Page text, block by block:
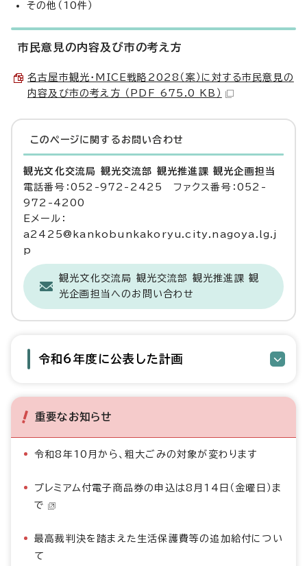
その他（10件）
市民意見の内容及び市の考え方
名古屋市観光・MICE戦略2028（案）に対する市民意見の
内容及び市の考え方 （PDF 675.0 KB）
このページに関する お問い合わせ
観光文化交流局 観光交流部 観光推進課 観光企画担当
電話番号：052-972-2425 ファクス番号：052-
972-4200
Eメール：
a2425@kankobunkakoryu.city.nagoya.lg.j
p
観光文化交流局 観光交流部 観光推進課 観
光企画担当へのお問い合わせ
令和6年度に公表した計画
重要なお知らせ
令和8年10月から、粗大ごみの対象が変わります
プレミアム付電子商品券の申込は8月14日（金曜日）ま
で
最高裁判決を踏まえた生活保護費等の追加給付につい
て